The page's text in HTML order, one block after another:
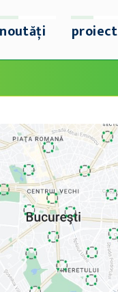
noutăți